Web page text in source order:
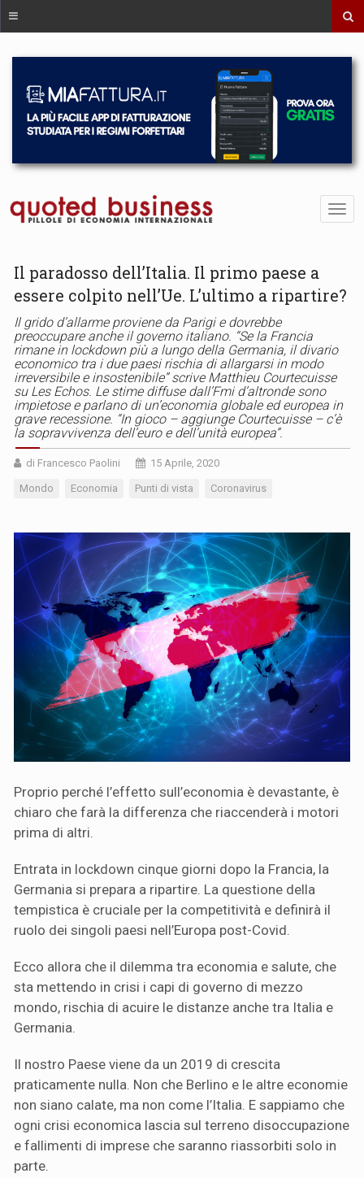
Il paradosso dell’Italia. Il primo paese a
essere colpito nell’Ue. L’ultimo a ripartire?
Il grido d’allarme proviene da Parigi e dovrebbe
preoccupare anche il governo italiano. “Se la Francia
rimane in lockdown più a lungo della Germania, il divario
economico tra i due paesi rischia di allargarsi in modo
irreversibile e insostenibile” scrive Matthieu Courtecuisse
su Les Echos. Le stime diffuse dall’Fmi d’altronde sono
impietose e parlano di un’economia globale ed europea in
grave recessione. “In gioco – aggiunge Courtecuisse – c’è
la sopravvivenza dell’euro e dell’unità europea”.
di Francesco Paolini 15 Aprile, 2020
Mondo Economia Punti di vista Coronavirus
Proprio perché l’effetto sull’economia è devastante, è
chiaro che farà la differenza che riaccenderà i motori
prima di altri.
Entrata in lockdown cinque giorni dopo la Francia, la
Germania si prepara a ripartire. La questione della
tempistica è cruciale per la competitività e definirà il
ruolo dei singoli paesi nell’Europa post-Covid.
Ecco allora che il dilemma tra economia e salute, che
sta mettendo in crisi i capi di governo di mezzo
mondo, rischia di acuire le distanze anche tra Italia e
Germania.
Il nostro Paese viene da un 2019 di crescita
praticamente nulla. Non che Berlino e le altre economie
non siano calate, ma non come l’Italia. E sappiamo che
ogni crisi economica lascia sul terreno disoccupazione
e fallimenti di imprese che saranno riassorbiti solo in
parte.